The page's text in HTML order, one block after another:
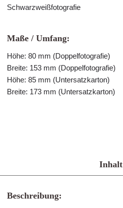
Schwarzweißfotografie
Maße / Umfang:
Höhe: 80 mm (Doppelfotografie)
Breite: 153 mm (Doppelfotografie)
Höhe: 85 mm (Untersatzkarton)
Breite: 173 mm (Untersatzkarton)
Inhalt
Beschreibung: